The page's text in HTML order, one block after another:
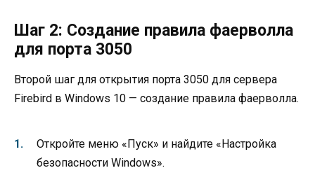
Шаг 2: Создание правила фаерволла
для порта 3050
Второй шаг для открытия порта 3050 для сервера
Firebird в Windows 10 — создание правила фаерволла.
Откройте меню «Пуск» и найдите «Настройка
безопасности Windows».